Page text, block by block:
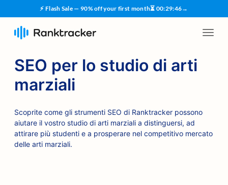
⚡ Flash Sale — 90% off your first month⏳ 00:29:45→
SEO per lo studio di arti
marziali
Scoprite come gli strumenti SEO di Ranktracker possono
aiutare il vostro studio di arti marziali a distinguersi, ad
attirare più studenti e a prosperare nel competitivo mercato
delle arti marziali.